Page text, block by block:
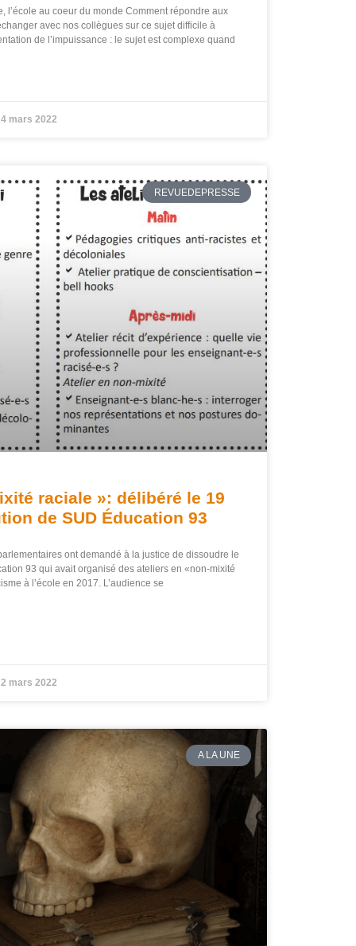
l’école au coeur du monde Comment répondre aux
avec nos collègues sur ce sujet difficile à
de l’impuissance : le sujet est complexe quand
mars 2022
REVUEDEPRESSE
raciale »: délibéré le 19
de SUD Éducation 93
ont demandé à la justice de dissoudre le
93 qui avait organisé des ateliers en «non-mixité
à l’école en 2017. L’audience se
mars 2022
A LA UNE